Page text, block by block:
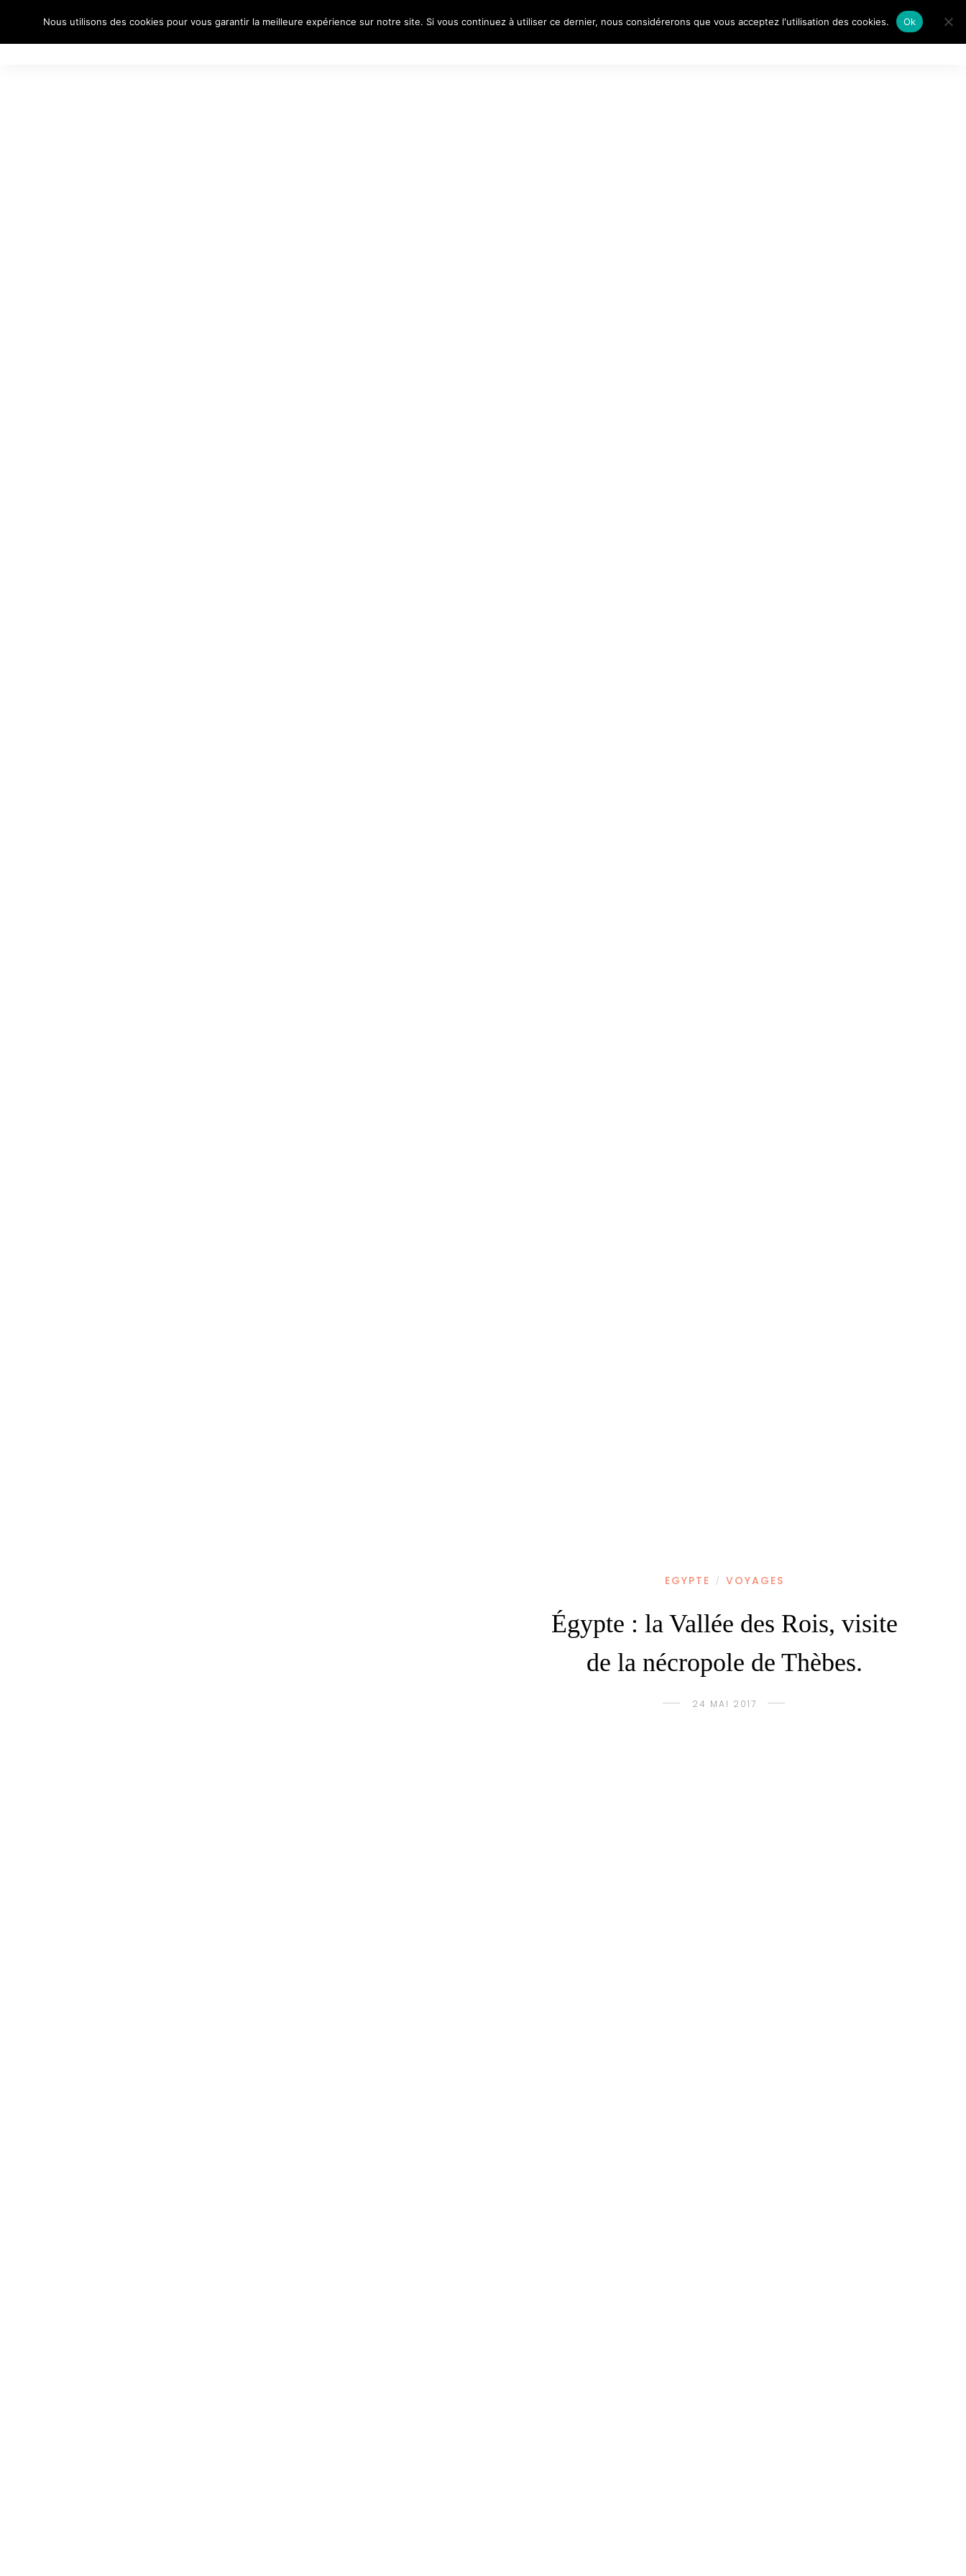
À PROPOS
EGYPTE / VOYAGES
Égypte : la Vallée des Rois, visite
de la nécropole de Thèbes.
24 MAI 2017
Nous utilisons des cookies pour vous garantir la meilleure expérience sur notre site. Si vous continuez à utiliser ce dernier, nous considérerons que vous acceptez l'utilisation des cookies. Ok